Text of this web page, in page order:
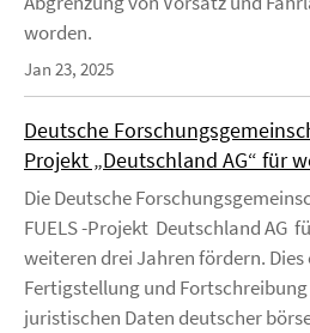
worden.
Jan 23, 2025
Deutsche
Projekt „Deutschland AG“ für
Die Deutsche
FUELS -Projekt Deutschland AG
weiteren drei Jahren fördern.
Fertigstellung und
juristischen Daten deutscher